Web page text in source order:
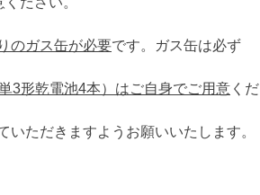
のガス缶が必要です。ガス缶は必ず
3形乾電池4本）はご自身でご用意 くだ
いただきますようお願いいたします。